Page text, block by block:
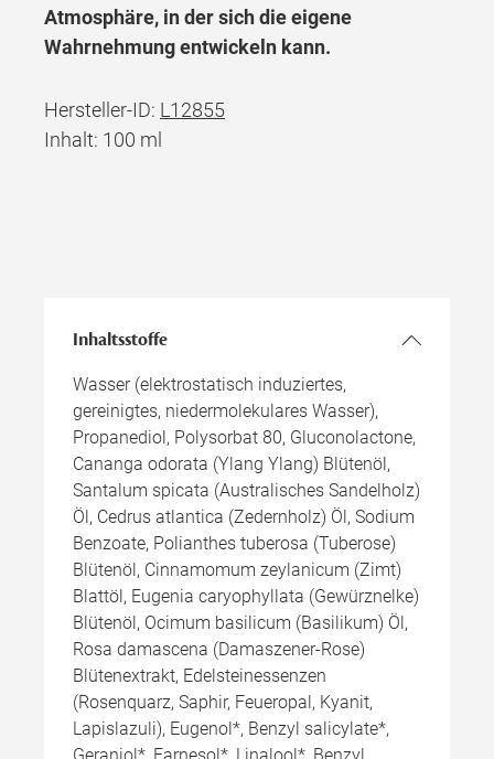
Atmosphäre, in der sich die eigene
Wahrnehmung entwickeln kann.
Hersteller-ID: L12855
Inhalt: 100 ml
Inhaltsstoffe
Wasser (elektrostatisch induziertes,
gereinigtes, niedermolekulares Wasser),
Propanediol, Polysorbat 80, Gluconolactone,
Cananga odorata (Ylang Ylang) Blütenöl,
Santalum spicata (Australisches Sandelholz)
Öl, Cedrus atlantica (Zedernholz) Öl, Sodium
Benzoate, Polianthes tuberosa (Tuberose)
Blütenöl, Cinnamomum zeylanicum (Zimt)
Blattöl, Eugenia caryophyllata (Gewürznelke)
Blütenöl, Ocimum basilicum (Basilikum) Öl,
Rosa damascena (Damaszener-Rose)
Blütenextrakt, Edelsteinessenzen
(Rosenquarz, Saphir, Feueropal, Kyanit,
Lapislazuli), Eugenol*, Benzyl salicylate*,